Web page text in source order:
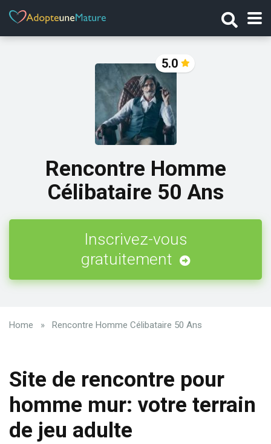
5.0
Rencontre Homme
Célibataire 50 Ans
Inscrivez-vous
gratuitement
Home » Rencontre Homme Célibataire 50 Ans
Site de rencontre pour
homme mur: votre terrain
de jeu adulte